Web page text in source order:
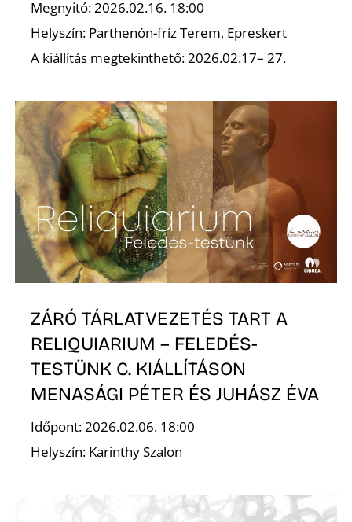
Megnyitó: 2026.02.16. 18:00
Helyszín: Parthenón-fríz Terem, Epreskert
A kiállítás megtekinthető: 2026.02.17– 27.
ZÁRÓ TÁRLATVEZETÉS TART A
RELIQUIARIUM – FELEDÉS-
TESTÜNK C. KIÁLLÍTÁSON
MENASÁGI PÉTER ÉS JUHÁSZ ÉVA
Időpont: 2026.02.06. 18:00
Helyszín: Karinthy Szalon